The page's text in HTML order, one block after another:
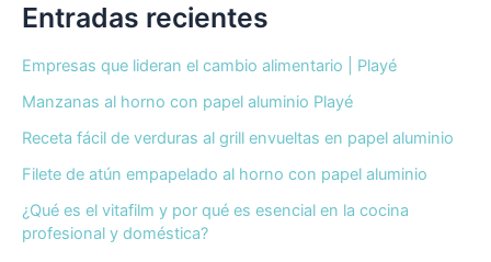
Entradas recientes
Empresas que lideran el cambio alimentario | Playé
Manzanas al horno con papel aluminio Playé
Receta fácil de verduras al grill envueltas en papel aluminio
Filete de atún empapelado al horno con papel aluminio
¿Qué es el vitafilm y por qué es esencial en la cocina
profesional y doméstica?